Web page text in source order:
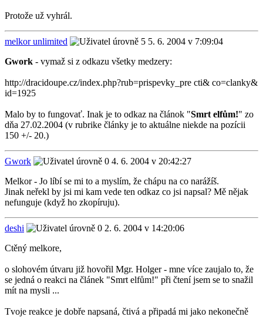
Protože už vyhrál.
melkor unlimited
5. 6. 2004 v 7:09:04
Gwork - vymaž si z odkazu všetky medzery:
http://dracidoupe.cz/index.php?rub=prispevky_pre cti& co=clanky&
id=1925
Malo by to fungovať. Inak je to odkaz na článok "Smrt elfům!" zo
dňa 27.02.2004 (v rubrike články je to aktuálne niekde na pozícii
150 +/- 20.)
Gwork
4. 6. 2004 v 20:42:27
Melkor - Jo líbí se mi to a myslím, že chápu na co narážíš.
Jinak neřekl by jsi mi kam vede ten odkaz co jsi napsal? Mě nějak
nefunguje (když ho zkopíruju).
deshi
2. 6. 2004 v 14:20:06
Ctěný melkore,
o slohovém útvaru již hovořil Mgr. Holger - mne více zaujalo to, že
se jedná o reakci na článek "Smrt elfům!" při čtení jsem se to snažil
mít na mysli ...
Tvoje reakce je dobře napsaná, čtivá a připadá mi jako nekonečně